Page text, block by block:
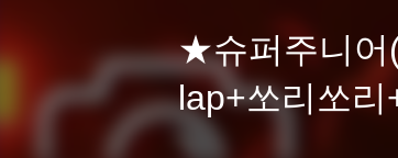
★슈퍼주니어
lap+쏘리쏘